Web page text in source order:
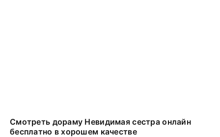
Смотреть дораму Невидимая сестра онлайн
бесплатно в хорошем качестве